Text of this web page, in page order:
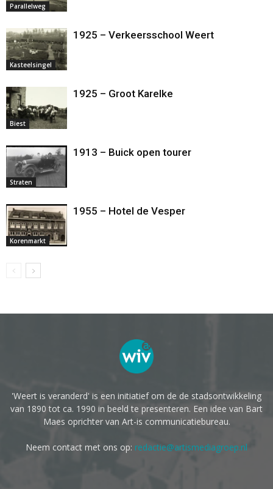
Parallelweg
Kasteelsingel
1925 – Verkeersschool Weert
Biest
1925 – Groot Karelke
Straten
1913 – Buick open tourer
Korenmarkt
1955 – Hotel de Vesper
'Weert is veranderd' is een initiatief om de de stadsontwikkeling
van 1890 tot ca. 1990 in beeld te presenteren. Een idee van Bart
Maes oprichter van Art-is communicatiebureau.
Neem contact met ons op: redactie@artismediagroep.nl